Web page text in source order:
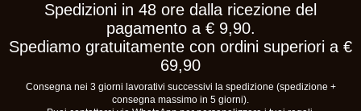
Spedizioni in 48 ore dalla ricezione del
pagamento a € 9,90.
Spediamo gratuitamente con ordini superiori a €
69,90
Consegna nei 3 giorni lavorativi successivi la spedizione (spedizione +
consegna massimo in 5 giorni).